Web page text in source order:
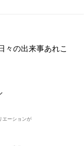
々の出来事あれこ
エーションが